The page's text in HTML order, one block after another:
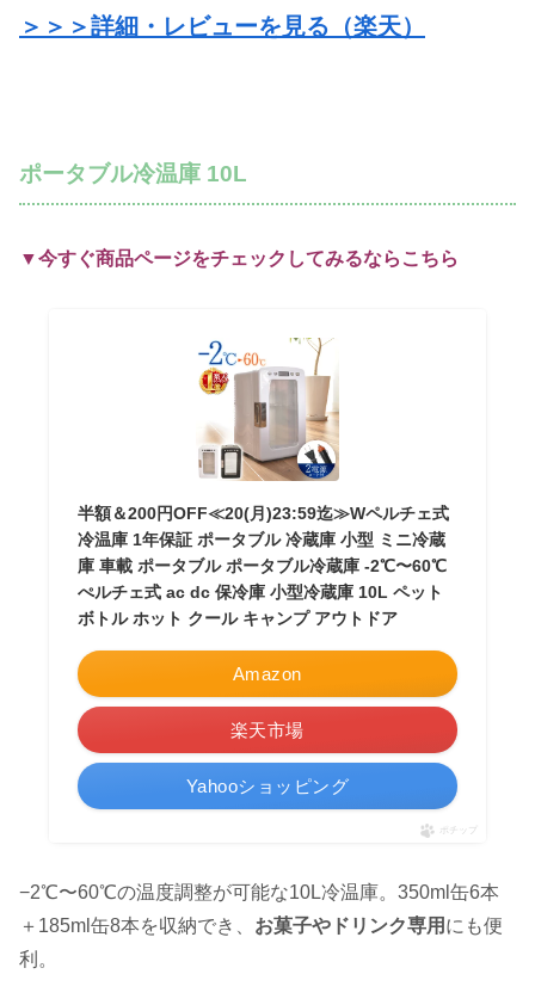
＞＞＞詳細・レビューを見る（楽天）
ポータブル冷温庫 10L
▼今すぐ商品ページをチェックしてみるならこちら
半額＆200円OFF≪20(月)23:59迄≫Wペルチェ式
冷温庫 1年保証 ポータブル 冷蔵庫 小型 ミニ冷蔵
庫 車載 ポータブル ポータブル冷蔵庫 -2℃〜60℃
ぺルチェ式 ac dc 保冷庫 小型冷蔵庫 10L ペット
ボトル ホット クール キャンプ アウトドア
Amazon
楽天市場
Yahooショッピング
ポチップ
−2℃〜60℃の温度調整が可能な10L冷温庫。350ml缶6本
＋185ml缶8本を収納でき、 お菓子やドリンク専用 にも便
利。